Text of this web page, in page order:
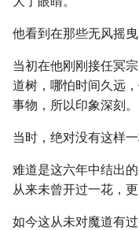
他看到在那些无风摇
当初在他刚刚接任冥
道树，哪怕时间久远
事物，所以印象深刻。
当时，绝对没有这样一
难道是这六年中结出
从来未曾开过一花，更
如今这从未对魔道有